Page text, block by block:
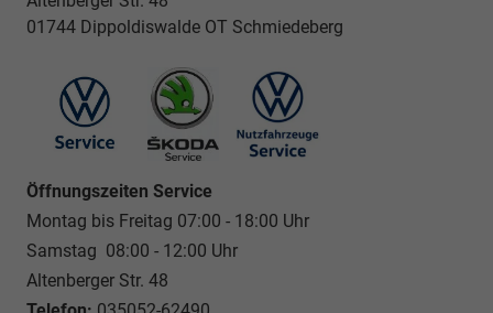
01744 Dippoldiswalde OT Schmiedeberg
Öffnungszeiten Service
Montag bis Freitag 07:00 - 18:00 Uhr
Samstag 08:00 - 12:00 Uhr
Altenberger Str. 48